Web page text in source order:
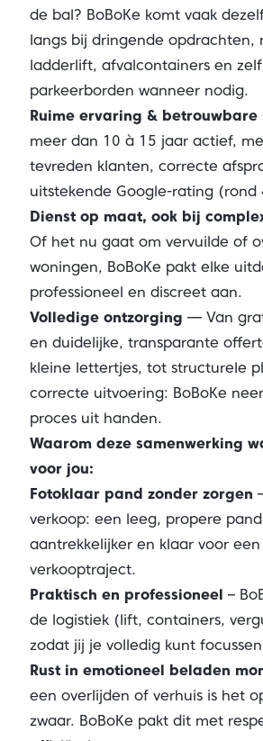
de bal? BoBoKe komt vaak
langs bij dringende opdrachten,
ladderlift, afvalcontainers en
parkeerborden wanneer nodig.
Ruime ervaring & betrouwbare
meer dan 10 à 15 jaar actief,
tevreden klanten, correcte
uitstekende Google‑rating (rond
Dienst op maat, ook bij
Of het nu gaat om vervuilde of
woningen, BoBoKe pakt elke
professioneel en discreet aan.
Volledige ontzorging — Van
en duidelijke, transparante
kleine lettertjes, tot structurele
correcte uitvoering: BoBoKe
proces uit handen.
Waarom deze samenwerking
voor jou:
Fotoklaar pand zonder zorgen
verkoop: een leeg, propere
aantrekkelijker en klaar voor
verkooptraject.
Praktisch en professioneel –
de logistiek (lift, containers,
zodat jij je volledig kunt
Rust in emotioneel beladen
een overlijden of verhuis is het
zwaar. BoBoKe pakt dit met